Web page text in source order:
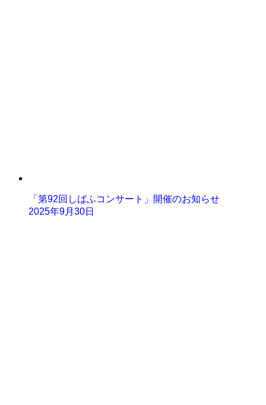
「第92回しばふコンサート」開催のお知らせ
2025年9月30日